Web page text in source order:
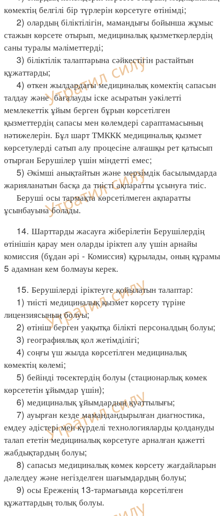
көмектің белгілі бір түрлерін көрсетуге өтінімді;
2) олардың біліктілігін, мамандығы бойынша жұмыс
стажын көрсете отырып, медициналық қызметкерлердің
саны туралы мәліметтерді;
3) біліктілік талаптарына сәйкестігін растайтын
құжаттарды;
4) өткен жылдардағы медициналық көмектің сапасын
талдау және бағалауды іске асыратын уәкілетті
мемлекеттік ұйым берген бұрын көрсетілген
қызметтердің сапасы мен көлемдері сараптамасының
нәтижелерін. Бұл шарт ТМККК медициналық қызмет
көрсетулерді сатып алу процесіне алғашқы рет қатысып
отырған Берушілер үшін міндетті емес;
5) Әкімші анықтайтын және мерзімдік басылымдарда
жарияланатын басқа да тиісті ақпаратты ұсынуға тиіс.
Беруші осы тармақта көрсетілмеген ақпаратты
ұсынбауына болады.
14. Шарттарды жасауға жіберілетін Берушілердің
өтінішін қарау мен оларды іріктеп алу үшін арнайы
комиссия (бұдан әрі - Комиссия) құрылады, оның құрамы
5 адамнан кем болмауы керек.
15. Берушілерді іріктеуге қойылатын талаптар:
1) тиісті медициналық қызмет көрсету түріне
лицензиясының болуы;
2) өтініш берген уақытқа білікті персоналдың болуы;
3) географиялық қол жетімділігі;
4) соңғы үш жылда көрсетілген медициналық
көмектің көлемі;
5) бейінді төсектердің болуы (стационарлық көмек
көрсететін ұйымдар үшін);
6) медициналық ұйымдардың қуаттылығы;
7) ауырған кезде мамандандырылған диагностика,
емдеу әдістері мен күрделі технологияларды қолдануды
талап ететін медициналық көрсетуге арналған қажетті
жабдықтардың болуы;
8) сапасыз медициналық көмек көрсету жағдайларын
дәлелдеу және негізделген шағымдардың болуы;
9) осы Ереженің 13-тармағында көрсетілген
құжаттардың толық болуы.